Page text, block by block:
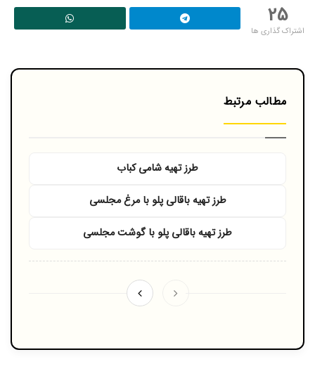
25
اشتراک گذاری ها
مطالب مرتبط
طرز تهیه شامی کباب
طرز تهیه باقالی پلو با مرغ مجلسی
طرز تهیه باقالی پلو با گوشت مجلسی